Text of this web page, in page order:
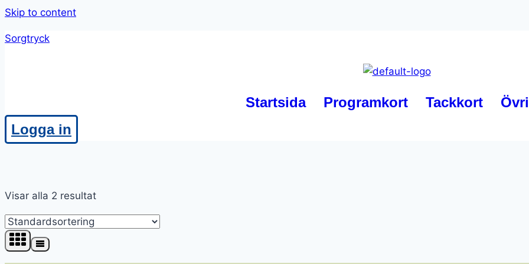
Skip to content
Sorgtryck
Startsida Programkort Tackkort
Logga in
Visar alla 2 resultat